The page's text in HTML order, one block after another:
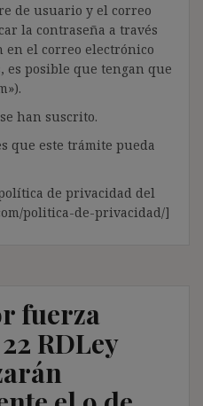
de usuario y el correo
la contraseña a través
el correo electrónico
es posible que tengan que
han suscrito.
que este trámite pueda
de privacidad del
politica-de-privacidad/]
fuerza
RDLey